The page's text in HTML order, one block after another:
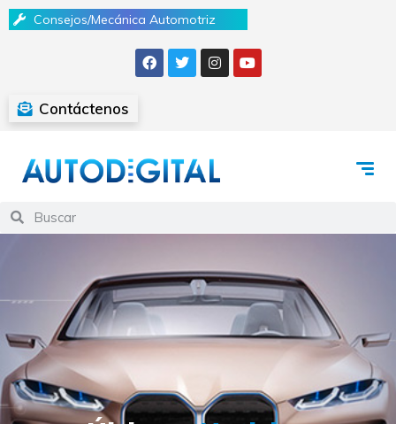
Consejos/Mecánica Automotriz
Contáctenos